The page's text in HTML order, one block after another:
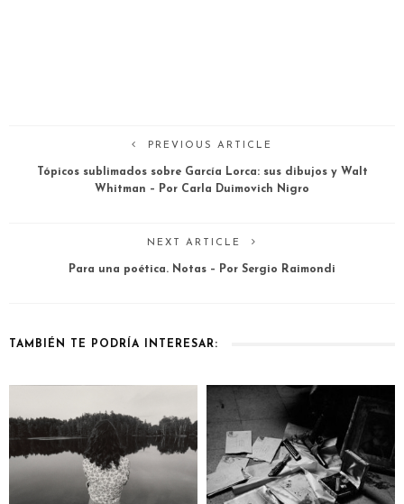
PREVIOUS ARTICLE
Tópicos sublimados sobre García Lorca: sus dibujos y Walt
Whitman – Por Carla Duimovich Nigro
NEXT ARTICLE
Para una poética. Notas – Por Sergio Raimondi
TAMBIÉN TE PODRÍA INTERESAR: